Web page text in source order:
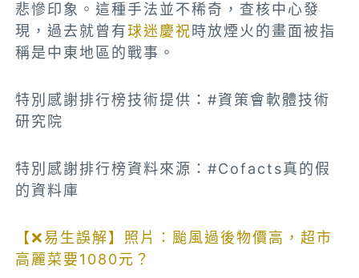
悲慘印象。這種手法並不稀奇，查核中心發
現，過去就曾有球迷慶祝時放煙火的畫面被指
稱是中東地區的戰事。
特別感謝排行榜技術提供：#資策會軟體技術
研究院
特別感謝排行榜資料來源：#Cofacts真的假
的資料庫
【❌易生誤解】照片：颱風過後物價高，超市
高麗菜要1080元？